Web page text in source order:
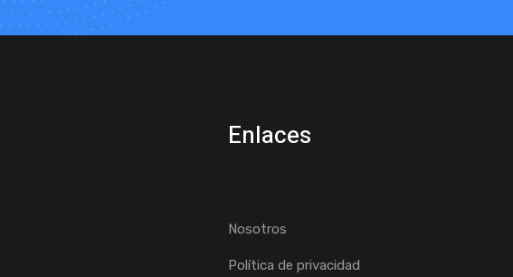
Enlaces
Nosotros
Política de privacidad